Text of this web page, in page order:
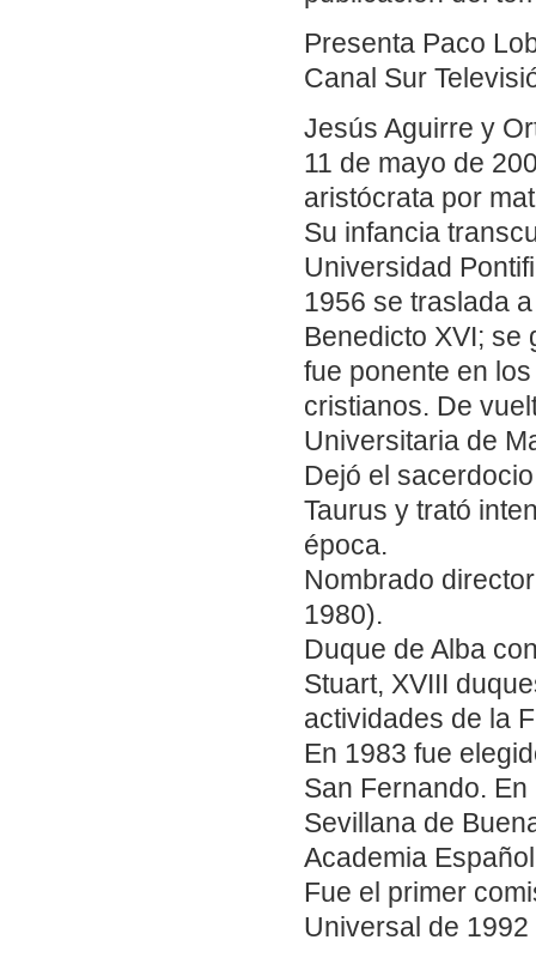
Presenta Paco
Canal Sur
Jesús Aguirre y
11 de mayo de
aristócrata por
Su infancia
Universidad
1956 se traslada
Benedicto XVI; se
fue ponente en
cristianos. De
Universitaria de
Dejó el
Taurus y trató
época.
Nombrado
1980).
Duque de Alba
Stuart, XVIII
actividades de la
En 1983 fue
San Fernando.
Sevillana de
Academia
Fue el primer
Universal de